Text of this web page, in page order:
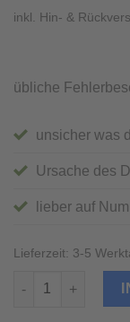
inkl. Hin- &
übliche
unsicher was
Ursache des
lieber auf
Lieferzeit: 3-5
iPad mini